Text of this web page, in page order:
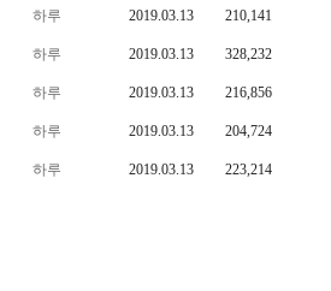
하루 2019.03.13 210,141
하루 2019.03.13 328,232
하루 2019.03.13 216,856
하루 2019.03.13 204,724
하루 2019.03.13 223,214